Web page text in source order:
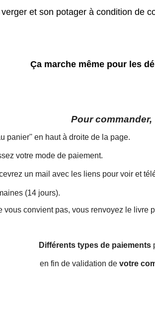
et son potager à condition de
Ça marche même pour les
Pour commander,
panier'' en haut à droite de la page.
votre mode de paiement.
un mail avec les liens pour voir et
(14 jours).
convient pas, vous renvoyez le livre
Différents types de paiements
en fin de validation de votre